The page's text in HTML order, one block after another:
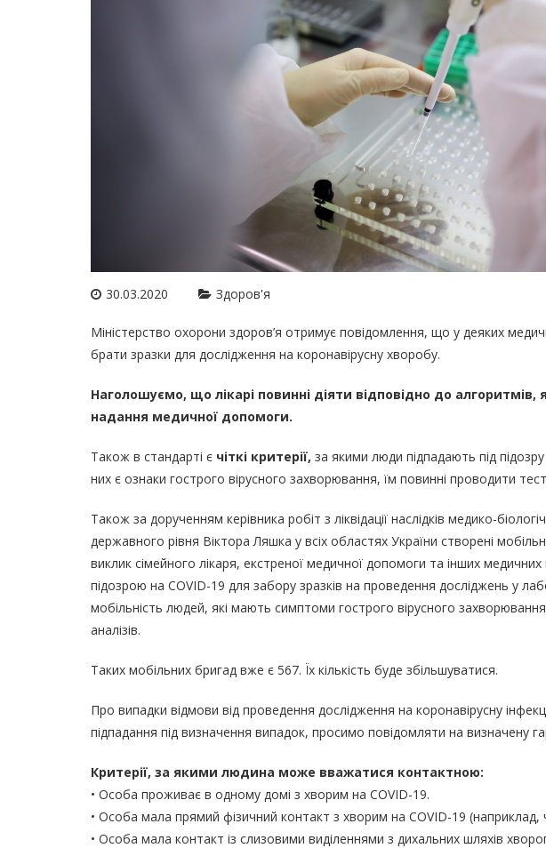
30.03.2020 Здоров'я
Міністерство охорони здоров’я отримує повідомлення, що у деяких
брати зразки для дослідження на коронавірусну хворобу.
Наголошуємо, що лікарі повинні діяти відповідно до алгоритмів,
надання медичної допомоги.
Також в стандарті є чіткі критерії, за якими люди підпадають під
них є ознаки гострого вірусного захворювання, їм повинні проводити
Також за дорученням керівника робіт з ліквідації наслідків медико-
державного рівня Віктора Ляшка у всіх областях України створені
виклик сімейного лікаря, екстреної медичної допомоги та інших медичних
підозрою на COVID-19 для забору зразків на проведення досліджень у
мобільність людей, які мають симптоми гострого вірусного
аналізів.
Таких мобільних бригад вже є 567. Їх кількість буде збільшуватися.
Про випадки відмови від проведення дослідження на коронавірусну
підпадання під визначення випадок, просимо повідомляти на визначену
Критерії, за якими людина може вважатися контактною:
• Особа проживає в одному домі з хворим на COVID-19.
• Особа мала прямий фізичний контакт з хворим на COVID-19 (наприклад,
• Особа мала контакт із слизовими виділеннями з дихальних шляхів